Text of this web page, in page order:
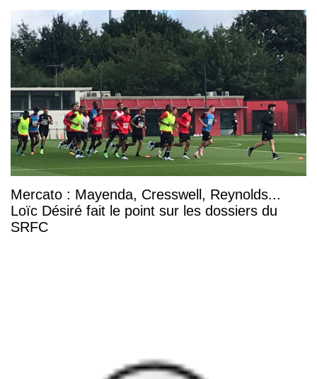
Mercato : Mayenda, Cresswell, Reynolds...
Loïc Désiré fait le point sur les dossiers du
SRFC